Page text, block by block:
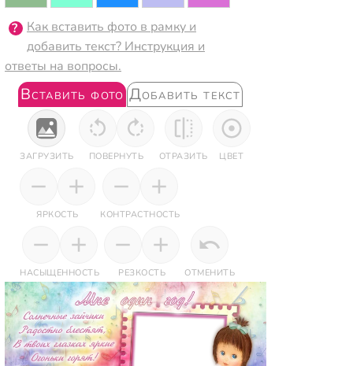
Как вставить фото в рамку и
добавить текст? Инструкция и
ответы на вопросы.
Вставить фото Добавить текст
ЗАГРУЗИТЬ ПОВЕРНУТЬ ОТРАЗИТЬ ЦВЕТ
ЯРКОСТЬ КОНТРАСТНОСТЬ
НАСЫЩЕННОСТЬ РЕЗКОСТЬ ОТМЕНИТЬ